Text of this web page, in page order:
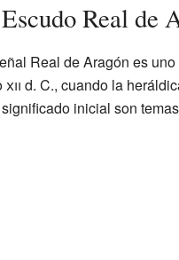
Real de
Real de Aragón es
xii d. C., cuando la
inicial son